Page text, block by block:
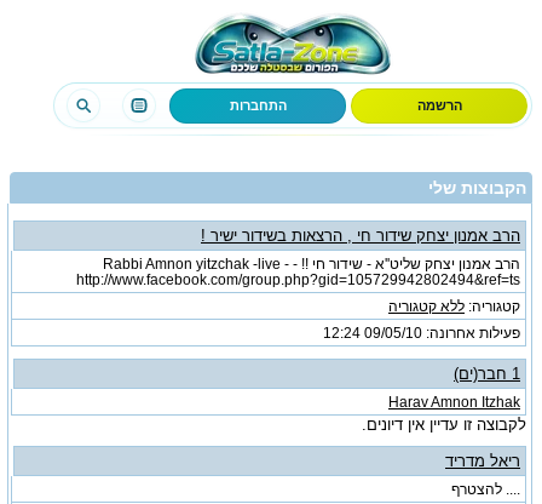
הרשמה התחברות
הקבוצות שלי
הרב אמנון יצחק שידור חי , הרצאות בשידור ישיר !
הרב אמנון יצחק שליט''א - שידור חי !! - Rabbi Amnon yitzchak -live -
http://www.facebook.com/group.php?gid=105729942802494&ref=ts
קטגוריה: ללא קטגוריה
פעילות אחרונה: 09/05/10
12:24
1 חבר(ים)
Harav Amnon Itzhak
לקבוצה זו עדיין אין דיונים.
ריאל מדריד
.... להצטרף